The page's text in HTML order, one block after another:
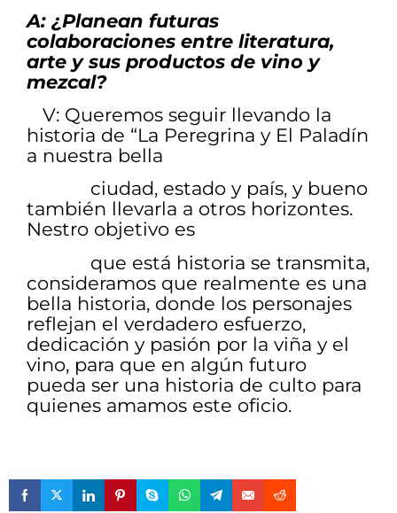
A: ¿Planean futuras
colaboraciones entre literatura,
arte y sus productos de vino y
mezcal?
V: Queremos seguir llevando la
historia de “La Peregrina y El Paladín
a nuestra bella
ciudad, estado y país, y bueno
también llevarla a otros horizontes.
Nestro objetivo es
que está historia se transmita,
consideramos que realmente es una
bella historia, donde los personajes
reflejan el verdadero esfuerzo,
dedicación y pasión por la viña y el
vino, para que en algún futuro
pueda ser una historia de culto para
quienes amamos este oficio.